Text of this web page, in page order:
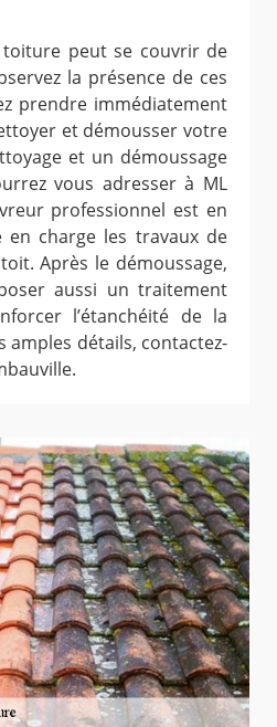
peut se couvrir de
la présence de ces
prendre immédiatement
et démousser votre
et un démoussage
vous adresser à ML
professionnel est en
charge les travaux de
Après le démoussage,
aussi un traitement
l’étanchéité de la
détails, contactez-